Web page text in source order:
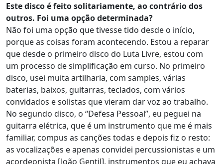
Este disco é feito solitariamente, ao contrário dos
outros. Foi uma opção determinada?
Não foi uma opção que tivesse tido desde o início,
porque as coisas foram acontecendo. Estou a reparar
que desde o primeiro disco do Luta Livre, estou com
um processo de simplificação em curso. No primeiro
disco, usei muita artilharia, com samples, várias
baterias, baixos, guitarras, teclados, com vários
convidados e solistas que vieram dar voz ao trabalho.
No segundo disco, o “Defesa Pessoal”, eu peguei na
guitarra elétrica, que é um instrumento que me é mais
familiar, compus as canções todas e depois fiz o resto:
as vocalizações e apenas convidei percussionistas e um
acordeonista [João Gentil], instrumentos que eu achava